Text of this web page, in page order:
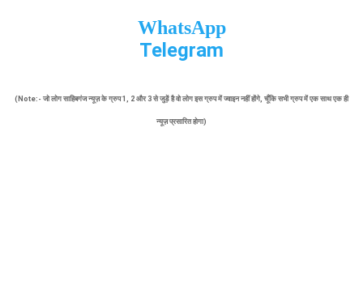
WhatsApp
Telegram
(Note:- जो लोग साहिबगंज न्यूज़ के ग्रुप 1, 2 और 3 से जुड़ें है वो लोग इस ग्रुप में ज्वाइन नहीं होंगे, चूँकि सभी ग्रुप में एक साथ एक ही
न्यूज़ प्रसारित होगा)